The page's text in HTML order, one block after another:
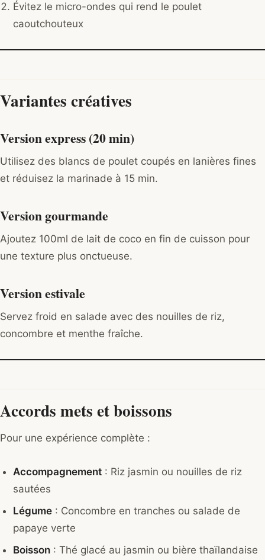
Évitez le micro-ondes qui rend le poulet
caoutchouteux
Variantes créatives
Version express (20 min)
Utilisez des blancs de poulet coupés en lanières fines
et réduisez la marinade à 15 min.
Version gourmande
Ajoutez 100ml de lait de coco en fin de cuisson pour
une texture plus onctueuse.
Version estivale
Servez froid en salade avec des nouilles de riz,
concombre et menthe fraîche.
Accords mets et boissons
Pour une expérience complète :
Accompagnement : Riz jasmin ou nouilles de riz
sautées
Légume : Concombre en tranches ou salade de
papaye verte
Boisson : Thé glacé au jasmin ou bière thaïlandaise